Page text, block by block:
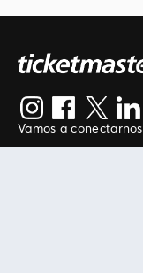
Vamos a conectarnos